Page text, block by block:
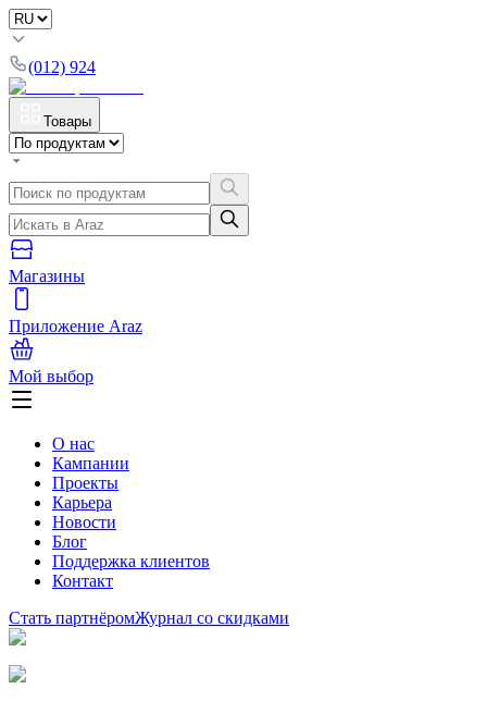
(012) 924
Товары
Магазины
Приложение Araz
Мой выбор
О нас
Кампании
Проекты
Карьера
Новости
Блог
Поддержка клиентов
Контакт
Стать партнёромЖурнал со скидками